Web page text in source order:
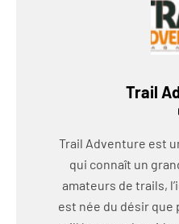
Trail
Trail Adventure est
qui connaît un
amateurs de trails,
est née du désir